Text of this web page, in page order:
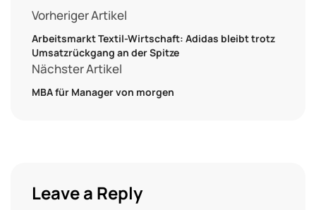
Vorheriger Artikel
Arbeitsmarkt Textil-Wirtschaft: Adidas bleibt trotz
Umsatzrückgang an der Spitze
Nächster Artikel
MBA für Manager von morgen
Leave a Reply